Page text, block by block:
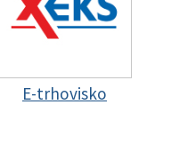
E-trhovisko